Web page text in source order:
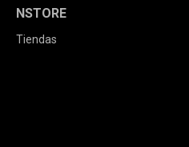
NSTORE
Tiendas